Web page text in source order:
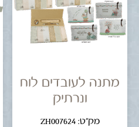
מתנה לעובדים לוח
ונרתיק
מק"ט: ZH007624